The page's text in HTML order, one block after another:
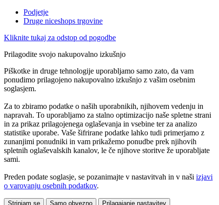
Podjetje
Druge niceshops trgovine
Kliknite tukaj za odstop od pogodbe
Prilagodite svojo nakupovalno izkušnjo
Piškotke in druge tehnologije uporabljamo samo zato, da vam
ponudimo prilagojeno nakupovalno izkušnjo z vašim osebnim
soglasjem.
Za to zbiramo podatke o naših uporabnikih, njihovem vedenju in
napravah. To uporabljamo za stalno optimizacijo naše spletne strani
in za prikaz prilagojenega oglaševanja in vsebine ter za analizo
statistike uporabe. Vaše šifrirane podatke lahko tudi primerjamo z
zunanjimi ponudniki in vam prikažemo ponudbe prek njihovih
spletnih oglaševalskih kanalov, le če njihove storitve že uporabljate
sami.
Preden podate soglasje, se pozanimajte v nastavitvah in v naši izjavi
o varovanju osebnih podatkov.
Strinjam se Samo obvezno Prilagajanje nastavitev